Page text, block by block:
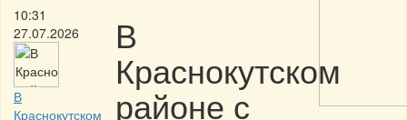
10:31
27.07.2026
В
Краснокутском
В
Краснокутском
районе с